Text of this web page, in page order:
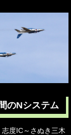
のNシステム
度IC～さぬき三木